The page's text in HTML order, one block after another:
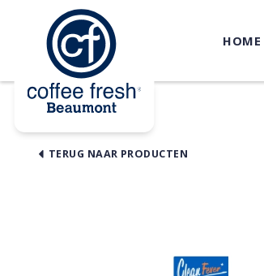
HOME
TERUG NAAR PRODUCTEN